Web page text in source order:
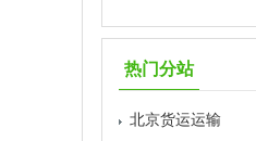
热门分站
北京货运运输